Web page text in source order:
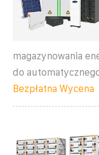
magazynowania
do
Bezpłatna Wycena